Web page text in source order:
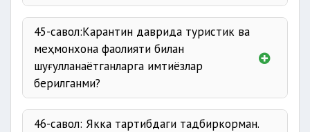
45-савол:Карантин даврида туристик ва
меҳмонхона фаолияти билан
шуғулланаётганларга имтиёзлар
берилганми?
46-савол: Якка тартибдаги тадбиркорман.